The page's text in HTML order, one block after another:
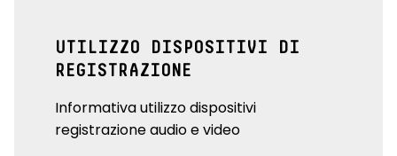
UTILIZZO DISPOSITIVI DI
REGISTRAZIONE
Informativa utilizzo dispositivi
registrazione audio e video